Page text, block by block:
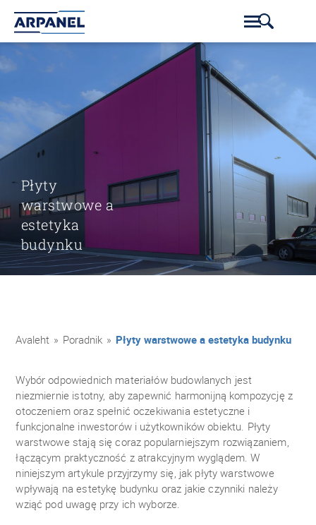
Płyty
warstwowe a
estetyka
budynku
Avaleht » Poradnik » Płyty warstwowe a estetyka budynku
Wybór odpowiednich materiałów budowlanych jest
niezmiernie istotny, aby zapewnić harmonijną kompozycję z
otoczeniem oraz spełnić oczekiwania estetyczne i
funkcjonalne inwestorów i użytkowników obiektu. Płyty
warstwowe stają się coraz popularniejszym rozwiązaniem,
łączącym praktyczność z atrakcyjnym wyglądem. W
niniejszym artykule przyjrzymy się, jak płyty warstwowe
wpływają na estetykę budynku oraz jakie czynniki należy
wziąć pod uwagę przy ich wyborze.